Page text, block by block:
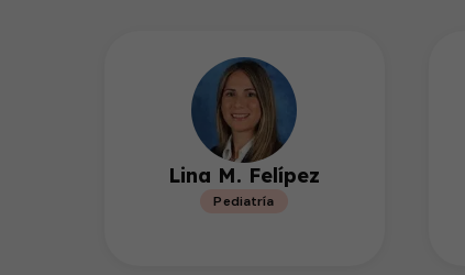
Lina M. Felípez
Pediatría